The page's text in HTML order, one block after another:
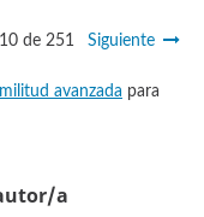
de 251 Siguiente
avanzada para
a